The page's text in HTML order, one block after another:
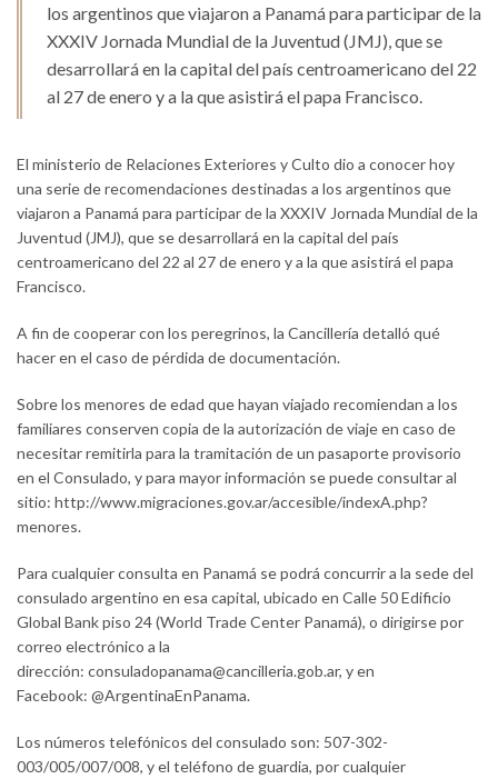
los argentinos que viajaron a Panamá para participar de la
XXXIV Jornada Mundial de la Juventud (JMJ), que se
desarrollará en la capital del país centroamericano del 22
al 27 de enero y a la que asistirá el papa Francisco.
El ministerio de Relaciones Exteriores y Culto dio a conocer hoy
una serie de recomendaciones destinadas a los argentinos que
viajaron a Panamá para participar de la XXXIV Jornada Mundial de la
Juventud (JMJ), que se desarrollará en la capital del país
centroamericano del 22 al 27 de enero y a la que asistirá el papa
Francisco.
A fin de cooperar con los peregrinos, la Cancillería detalló qué
hacer en el caso de pérdida de documentación.
Sobre los menores de edad que hayan viajado recomiendan a los
familiares conserven copia de la autorización de viaje en caso de
necesitar remitirla para la tramitación de un pasaporte provisorio
en el Consulado, y para mayor información se puede consultar al
sitio: http://www.migraciones.gov.ar/accesible/indexA.php?
menores.
Para cualquier consulta en Panamá se podrá concurrir a la sede del
consulado argentino en esa capital, ubicado en Calle 50 Edificio
Global Bank piso 24 (World Trade Center Panamá), o dirigirse por
correo electrónico a la
dirección: consuladopanama@cancilleria.gob.ar, y en
Facebook: @ArgentinaEnPanama.
Los números telefónicos del consulado son: 507-302-
003/005/007/008, y el teléfono de guardia, por cualquier